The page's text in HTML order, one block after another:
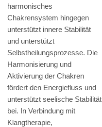
harmonisches
Chakrensystem hingegen
unterstützt innere Stabilität
und unterstützt
Selbstheilungsprozesse. Die
Harmonisierung und
Aktivierung der Chakren
fördert den Energiefluss und
unterstützt seelische Stabilität
bei. In Verbindung mit
Klangtherapie,